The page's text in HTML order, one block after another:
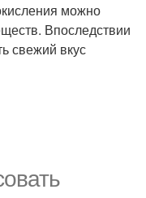
можно
Впоследствии
свежий вкус